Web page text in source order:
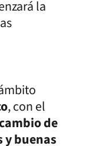
la
, con el
de
buenas